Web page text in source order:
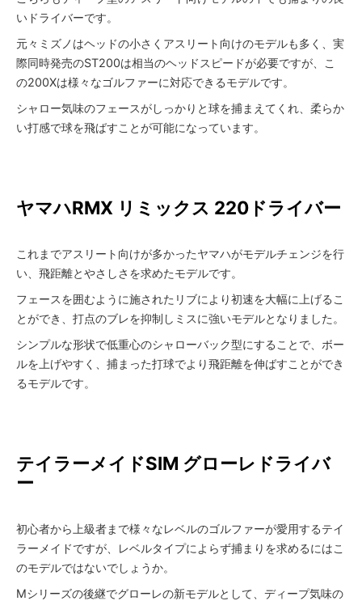
いドライバーです。
元々ミズノはヘッドの小さくアスリート向けのモデルも多く、実
際同時発売のST200は相当のヘッドスピードが必要ですが、こ
の200Xは様々なゴルファーに対応できるモデルです。
シャロー気味のフェースがしっかりと球を捕まえてくれ、柔らか
い打感で球を飛ばすことが可能になっています。
ヤマハRMX リミックス 220ドライバー
これまでアスリート向けが多かったヤマハがモデルチェンジを行
い、飛距離とやさしさを求めたモデルです。
フェースを囲むように施されたリブにより初速を大幅に上げるこ
とができ、打点のブレを抑制しミスに強いモデルとなりました。
シンプルな形状で低重心のシャローバック型にすることで、ボー
ルを上げやすく、捕まった打球でより飛距離を伸ばすことができ
るモデルです。
テイラーメイドSIM グローレドライバ
ー
初心者から上級者まで様々なレベルのゴルファーが愛用するテイ
ラーメイドですが、レベルタイプによらず捕まりを求めるにはこ
のモデルではないでしょうか。
Mシリーズの後継でグローレの新モデルとして、ディープ気味の